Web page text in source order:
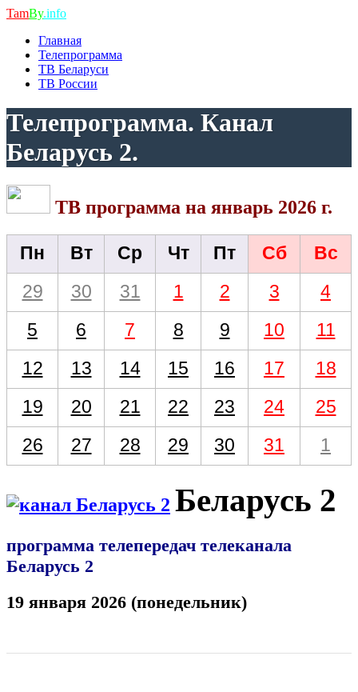
TamBy.info
Главная
Телепрограмма
ТВ Беларуси
ТВ России
Телепрограмма. Канал
Беларусь 2.
ТВ программа на январь 2026 г.
Пн Вт Ср Чт Пт Сб
Вс
29
30 31 1 2 3
4
5
6 7 8 9 10
11
12
13 14 15 16 17
18
19
20 21 22 23 24
25
26
27 28 29 30 31 1
Беларусь 2
программа телепередач телеканала
Беларусь 2
19 января 2026 (понедельник)